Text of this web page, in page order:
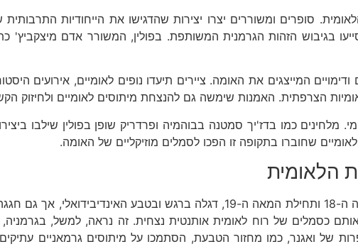
סופרים ומשוררים יצרו יצירות שהדגישו את הייחודיות
בגיבוש הזהות הגרמנית המשותפת. בפולין, המשורר אדם מיצקביץ'
המייצגים את האומה. ציירים תיעדו נופים לאומיים, אירועים
הצרפתית. האמנות שימשה גם להנצחת מיתוסים לאומיים ולחיזוק
מלחינים כמו בדז'יך סמטנה בבוהמיה ופרדריק שופן בפולין שילבו
שחוברו בתקופה זו הפכו לסמלים מוזיקליים של האומה.
הלאומית
הרומנטיקה, תנועה תרבותית שצמחה בסוף המאה ה-18 ותחילת המאה ה-19,
אותם כסמלים של רוח לאומית אותנטית נצחית. זה נראה, למשל,
של ואגנר, כמו מחזור הטבעת, הסתמכו על מיתוסים גרמאניים